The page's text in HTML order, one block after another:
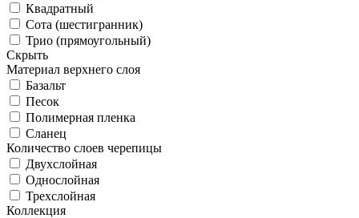
Квадратный
Сота (шестигранник)
Трио (прямоугольный)
Скрыть
Материал верхнего слоя
Базальт
Песок
Полимерная пленка
Сланец
Количество слоев черепицы
Двухслойная
Однослойная
Трехслойная
Коллекция